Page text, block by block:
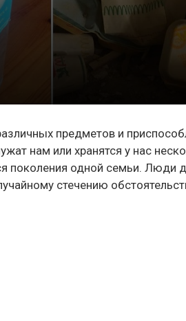
предметов и
нам или хранятся у нас
поколения одной семьи. Люди
стечению